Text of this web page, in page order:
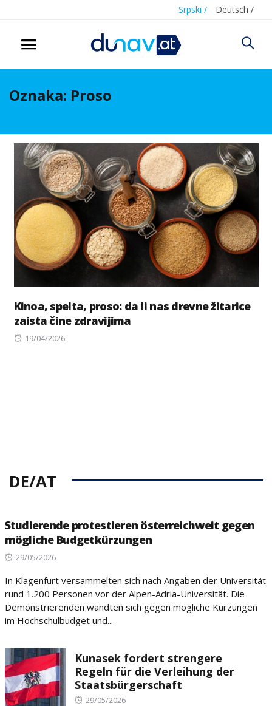
Srpski / Deutsch /
Oznaka: Proso
Kinoa, spelta, proso: da li nas drevne žitarice
zaista čine zdravijima
Posted
19/04/2026
DE/AT
Studierende protestieren österreichweit gegen
mögliche Budgetkürzungen
Posted
29/05/2026
In Klagenfurt versammelten sich nach Angaben der Universität
rund 1.200 Personen vor der Alpen-Adria-Universität. Die
Demonstrierenden wandten sich gegen mögliche Kürzungen
im Hochschulbudget und...
Kunasek fordert strengere
Regeln für die Verleihung der
Staatsbürgerschaft
Posted
29/05/2026